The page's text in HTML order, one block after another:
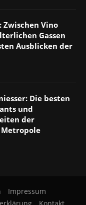
Vino
Gassen
Ausblicken der
Die besten
und
der
Impressum